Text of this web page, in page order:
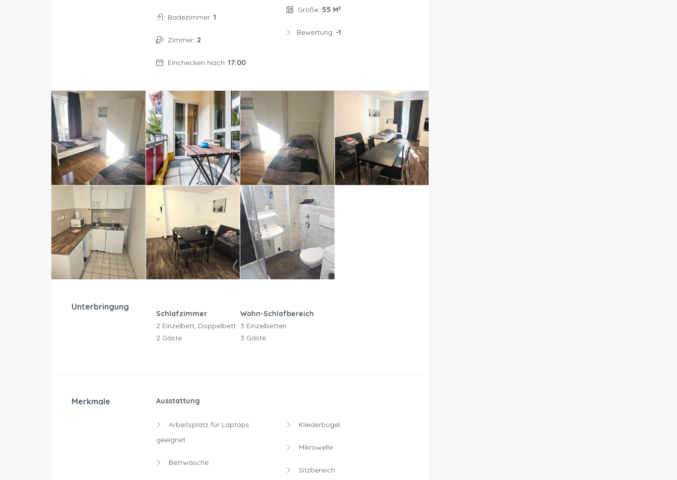
Badezimmer: 1
Zimmer: 2
Einchecken Nach: 17:00
Größe: 55 M²
Bewertung: -1
Unterbringung
Schlafzimmer
2 Einzelbett, Doppelbett
2 Gäste
Wohn-Schlafbereich
3 Einzelbetten
3 Gäste
Merkmale Ausstattung
Arbeitsplatz für Laptops
geeignet
Bettwäsche
Kleiderbügel
Mikrowelle
Sitzbereich